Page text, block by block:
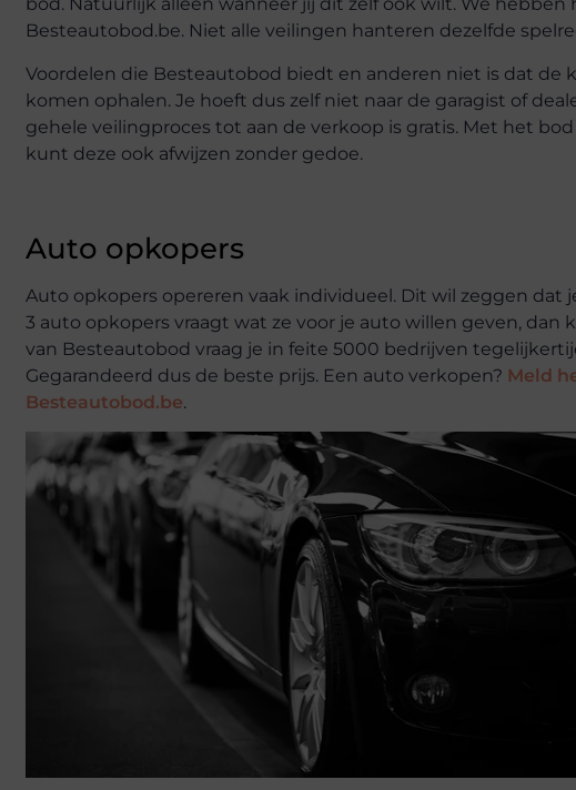
Besteautobod.be. Niet alle veilingen hanteren dezelfde
Voordelen die Besteautobod biedt en anderen niet is dat
komen ophalen. Je hoeft dus zelf niet naar de garagist of
gehele veilingproces tot aan de verkoop is gratis. Met het
kunt deze ook afwijzen zonder gedoe.
Auto opkopers
Auto opkopers opereren vaak individueel. Dit wil zeggen dat
3 auto opkopers vraagt wat ze voor je auto willen geven,
van Besteautobod vraag je in feite 5000 bedrijven
Gegarandeerd dus de beste prijs. Een auto verkopen? Meld
Besteautobod.be.